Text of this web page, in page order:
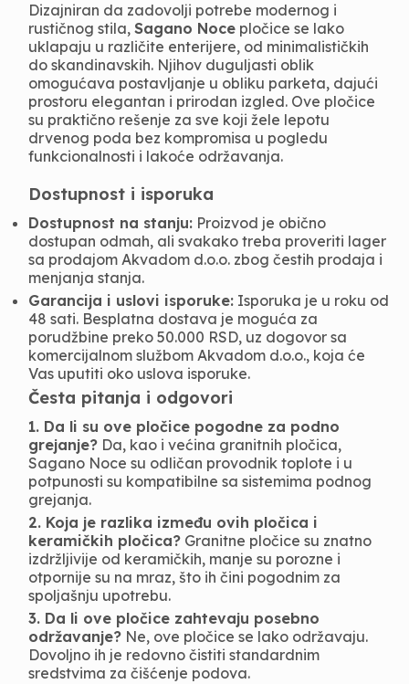
Dizajniran da zadovolji potrebe modernog i
rustičnog stila,Sagano Noce pločice se lako
uklapaju u različite enterijere, od minimalističkih
do skandinavskih. Njihov duguljasti oblik
omogućava postavljanje u obliku parketa, dajući
prostoru elegantan i prirodan izgled. Ove pločice
su praktično rešenje za sve koji žele lepotu
drvenog poda bez kompromisa u pogledu
funkcionalnosti i lakoće održavanja.
Dostupnost i isporuka
Dostupnost na stanju: Proizvod je obično
dostupan odmah, ali svakako treba proveriti lager
sa prodajom Akvadom d.o.o. zbog čestih prodaja i
menjanja stanja.
Garancija i uslovi isporuke: Isporuka je u roku od
48 sati. Besplatna dostava je moguća za
porudžbine preko 50.000 RSD, uz dogovor sa
komercijalnom službom Akvadom d.o.o., koja će
Vas uputiti oko uslova isporuke.
Česta pitanja i odgovori
1. Da li su ove pločice pogodne za podno
grejanje? Da, kao i većina granitnih pločica,
Sagano Noce su odličan provodnik toplote i u
potpunosti su kompatibilne sa sistemima podnog
grejanja.
2. Koja je razlika između ovih pločica i
keramičkih pločica? Granitne pločice su znatno
izdržljivije od keramičkih, manje su porozne i
otpornije su na mraz, što ih čini pogodnim za
spoljašnju upotrebu.
3. Da li ove pločice zahtevaju posebno
održavanje? Ne, ove pločice se lako održavaju.
Dovoljno ih je redovno čistiti standardnim
sredstvima za čišćenje podova.